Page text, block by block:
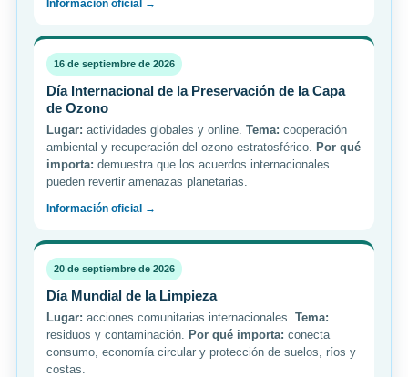
Información oficial →
16 de septiembre de 2026
Día Internacional de la Preservación de la Capa
de Ozono
Lugar: actividades globales y online. Tema: cooperación
ambiental y recuperación del ozono estratosférico. Por qué
importa: demuestra que los acuerdos internacionales
pueden revertir amenazas planetarias.
Información oficial →
20 de septiembre de 2026
Día Mundial de la Limpieza
Lugar: acciones comunitarias internacionales. Tema:
residuos y contaminación. Por qué importa: conecta
consumo, economía circular y protección de suelos, ríos y
costas.